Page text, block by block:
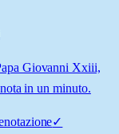
Giovanni Xxiii,
in un minuto.
✓